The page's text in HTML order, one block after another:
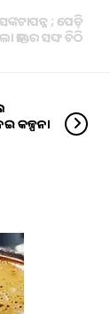
; ପେଡ଼ି
ଡାକ୍ତର ସଙ୍ଘ ଚିଠି
କଳ୍ପନା